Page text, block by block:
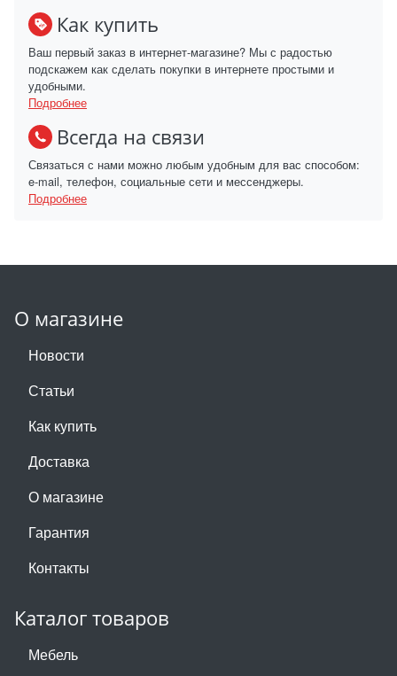
Как купить
Ваш первый заказ в интернет-магазине? Мы с радостью
подскажем как сделать покупки в интернете простыми и
удобными.
Подробнее
Всегда на связи
Связаться с нами можно любым удобным для вас способом:
e-mail, телефон, социальные сети и мессенджеры.
Подробнее
О магазине
Новости
Статьи
Как купить
Доставка
О магазине
Гарантия
Контакты
Каталог товаров
Мебель